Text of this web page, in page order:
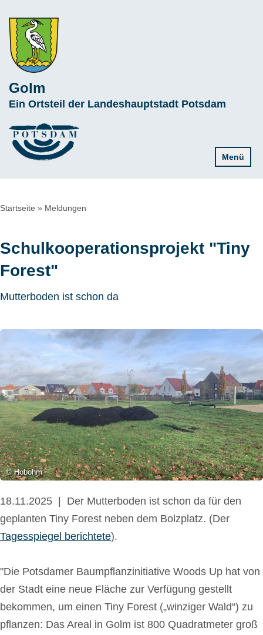
zum
Inhalt
Golm
Subline
Ein Ortsteil der Landeshauptstadt Potsdam
Menü
Pfadnavigation
Startseite Meldungen
Schulkooperationsprojekt "Tiny
Forest"
Mutterboden ist schon da
© Hobohm
18.11.2025
Der Mutterboden ist schon da für den
geplanten Tiny Forest neben dem Bolzplatz. (Der
Tagesspiegel berichtete).
"Die Potsdamer Baumpflanzinitiative Woods Up hat von
der Stadt eine neue Fläche zur Verfügung gestellt
bekommen, um einen Tiny Forest („winziger Wald“) zu
pflanzen: Das Areal in Golm ist 800 Quadratmeter groß